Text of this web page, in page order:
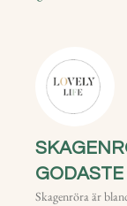
Skagenröra är